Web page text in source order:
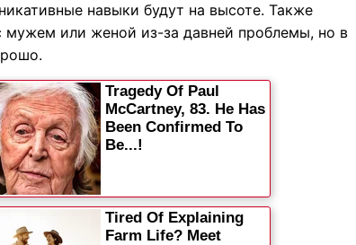
навыки будут на высоте. Также
или женой из-за давней проблемы, но в